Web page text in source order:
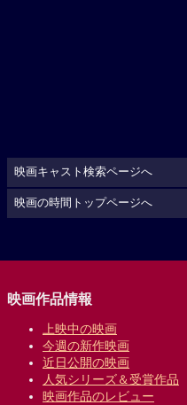
映画キャスト検索ページへ
映画の時間トップページへ
映画作品情報
上映中の映画
今週の新作映画
近日公開の映画
人気シリーズ＆受賞作品
映画作品のレビュー